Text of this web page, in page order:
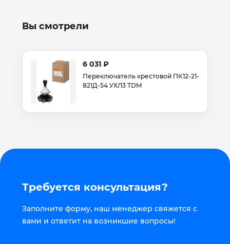
Вы смотрели
6 031 ₽
Переключатель крестовой ПК12-21-
821Д-54 УХЛ3 TDM
Требуется консультация?
Заполните форму, наш менеджер свяжется с
вами и ответит на возникшие вопросы!